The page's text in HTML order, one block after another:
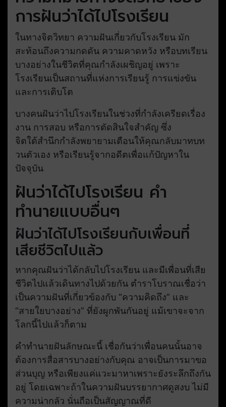
การฝันว่าได้ไปโรงเรียน
ในทางจิตวิทยา ความฝันเกี่ยวกับโรงเรียน มัก
สะท้อนถึงความกดดัน ความคาดหวัง หรือบทเรียน
บางอย่างในชีวิตที่คุณกำลังเผชิญอยู่ เพราะ
โรงเรียนเป็นสถานที่แห่งการเรียนรู้ การแข่งขัน
และการเติบโต
บางคนฝันว่าไปโรงเรียนในช่วงที่กำลังเครียดเรื่อง
งาน การสอบ หรือการตัดสินใจสำคัญ ซึ่ง
จิตใต้สำนึกกำลังพยายามเตือนให้คุณกลับมาทบท
วนตัวเอง หรือเรียนรู้จากอดีตเพื่อแก้ปัญหาใน
ปัจจุบัน
ฝันว่าได้ไปโรงเรียน คำ
ทำนายแบบอื่นๆ
ฝันว่าได้ไปโรงเรียนกับเพื่อนที่
เสียชีวิตไปแล้ว
หากคุณฝันว่าได้กลับไปโรงเรียน และมีเพื่อนที่เสีย
ชีวิตไปแล้วเดินทางไปด้วยกัน ตำราโบราณเชื่อว่า
เป็นความฝันที่เกี่ยวข้องกับ “ความคิดถึง” และ
“สายใยบางอย่าง” ที่ยังผูกพันกันอยู่ แม้เขาจะจาก
โลกนี้ไปแล้วก็ตาม
คำทำนายฝันลักษณะนี้ เชื่อกันว่าเพื่อนคนนั้นอาจ
ต้องการสื่อสารบางอย่างกับคุณ อาจเป็นการมาขอ
ส่วนบุญ หรือเพียงแค่แวะมาหาเพราะยังระลึกถึงกัน
อยู่ โดยเฉพาะถ้าในความฝันบรรยากาศดูสงบ ไม่มี
ความน่ากลัว นั่นถือเป็นสัญญาณที่ดี